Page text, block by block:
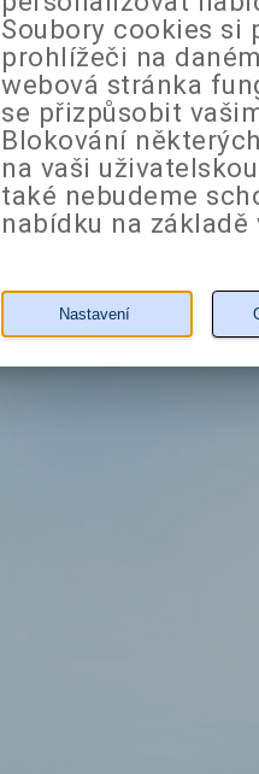
Soubory cookies si
prohlížeči na
webová stránka
se přizpůsobit
Blokování
na vaši
také nebudeme
nabídku na
Nastavení